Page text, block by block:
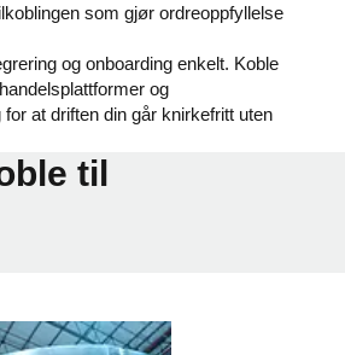
som gjør ordreoppfyllelse
og onboarding enkelt. Koble
og
at driften din går knirkefritt uten
til